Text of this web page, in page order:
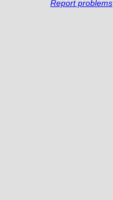
Report problems